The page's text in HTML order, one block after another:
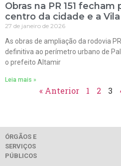
Obras na PR 151
centro da cidade e a Vila
27 de janeiro de 2026
As obras de ampliação da rodovia
definitiva ao perímetro urbano de
o prefeito Altamir
Leia mais »
« Anterior 1 2 3
ÓRGÃOS E
SERVIÇOS
PÚBLICOS